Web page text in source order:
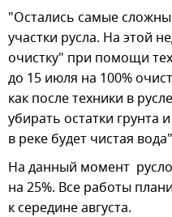
"Остались самые
участки русла. На этой
очистку" при помощи
до 15 июля на 100%
как после техники в
убирать остатки грунта
в реке будет чистая
На данный момент
на 25%. Все работы
к середине августа.